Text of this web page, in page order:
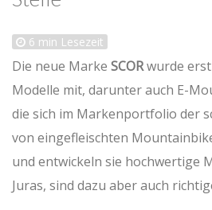
6 min Lesezeit
Die neue Marke SCORwurde
Modelle mit, darunter auch E-
die sich im Markenportfolio der
von eingefleischten
und entwickeln sie hochwertige
Juras, sind dazu aber auch